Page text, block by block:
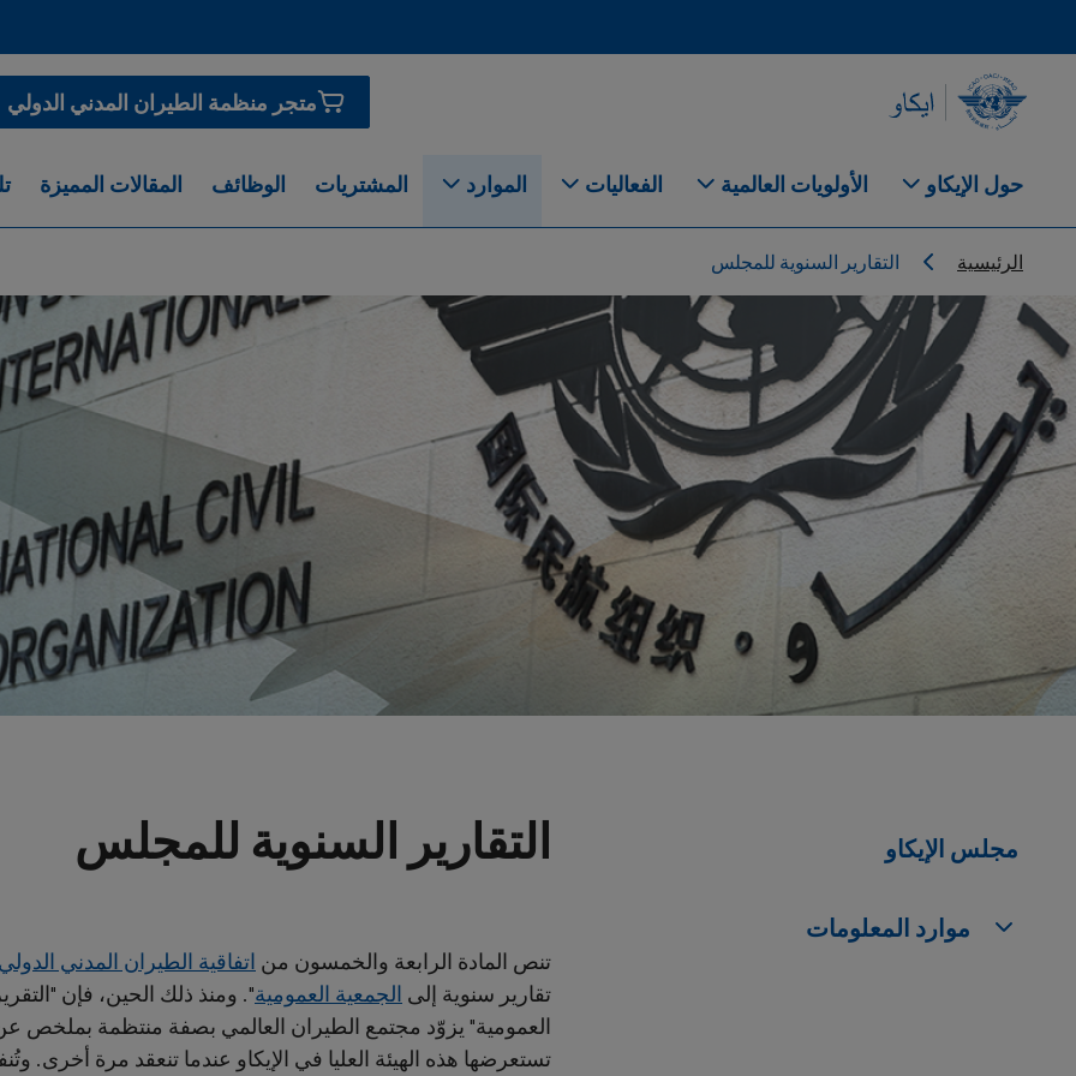
متجر منظمة الطيران المدني الدولي
حول الإيكاو الأولويات العالمية الفعاليات الموارد المشتريات الوظائف المقالات المميزة
Breadcrumb
الرئيسية التقارير السنوية للمجلس
مجلس الإيكاو
موارد المعلومات
التقارير السنوية للمجلس
تنص المادة الرابعة والخمسون من اتفاقية الطيران المدني الدولي
تقارير سنوية إلى الجمعية العمومية". ومنذ ذلك الحين، فإن
العمومية" يزوّد مجتمع الطيران العالمي بصفة منتظمة بملخص عن
تستعرضها هذه الهيئة العليا في الإيكاو عندما تنعقد مرة أخرى.